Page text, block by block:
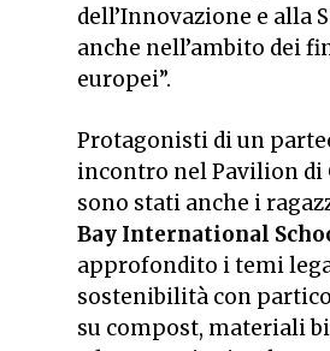
dell’Innovazione e alla
anche nell’ambito dei
europei”.
Protagonisti di un
incontro nel Pavilion di
sono stati anche i
Bay International
approfondito i temi
sostenibilità con
su compost, materiali